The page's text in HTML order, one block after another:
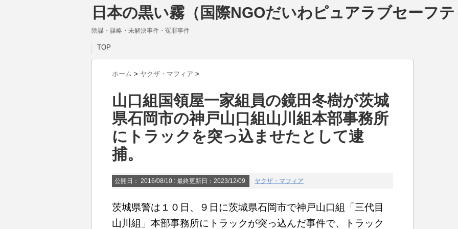
日本の黒い霧（国際NGOだいわピュアラブセーフテ
陰謀・謀略・未解決事件・冤罪事件
TOP
ホーム > ヤクザ・マフィア >
山口組国領屋一家組員の鏡田冬樹が茨城
県石岡市の神戸山口組山川組本部事務所
にトラックを突っ込ませたとして逮
捕。
公開日： 2016/08/10 : 最終更新日：2023/12/09 ヤクザ・マフィア
茨城県警は１０日、９日に茨城県石岡市で神戸山口組「三代目
山川組」本部事務所にトラックが突っ込んだ事件で、トラック